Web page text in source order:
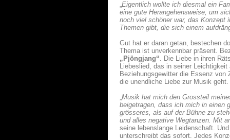
„Eigentlich wollte ich diesmal ein
eine gute Herangehensweise, um
noch viel schöner war, das Konzept
Themen gibt, die sich einem
Gut hat er daran getan, bestechen
Thema ist unverkennbar präsent.
„Pjöngjang“. Die Liebe in ihren
Liebeslied, das in seiner
Beziehungsgewitter die Essenz
die unendliche Liebe zur Musik geht.
„Musik hat mich den Grossteil
beigetragen, dass ich mich in einen
grösseres, als auf der Bühne zu
und alles negative Wegtanzen. Mit
seine lebenslange Leidenschaft.
unterschreibt das sofort. Jedes